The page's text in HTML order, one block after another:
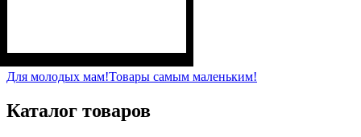
(100% х/б)
Для молодых мам!Товары самым маленьким!
Каталог товаров